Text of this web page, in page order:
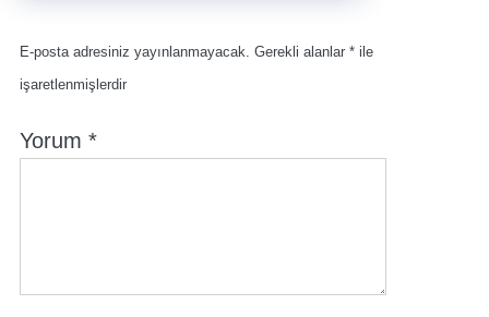
E-posta adresiniz yayınlanmayacak. Gerekli alanlar * ile
işaretlenmişlerdir
Yorum *